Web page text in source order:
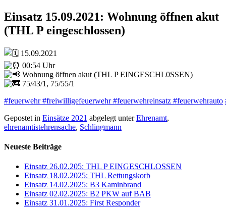
Einsatz 15.09.2021: Wohnung öffnen akut
(THL P eingeschlossen)
15.09.2021
00:54 Uhr
Wohnung öffnen akut (THL P EINGESCHL0SSEN)
75/43/1, 75/55/1
#feuerwehr#freiwilligefeuerwehr#feuerwehreinsatz #feuerwehrauto
Gepostet in Einsätze 2021 abgelegt unterEhrenamt,
ehrenamtistehrensache, Schlingmann
Neueste Beiträge
Einsatz 26.02.205: THL P EINGESCHLOSSEN
Einsatz 18.02.2025: THL Rettungskorb
Einsatz 14.02.2025: B3 Kaminbrand
Einsatz 02.02.2025: B2 PKW auf BAB
Einsatz 31.01.2025: First Responder